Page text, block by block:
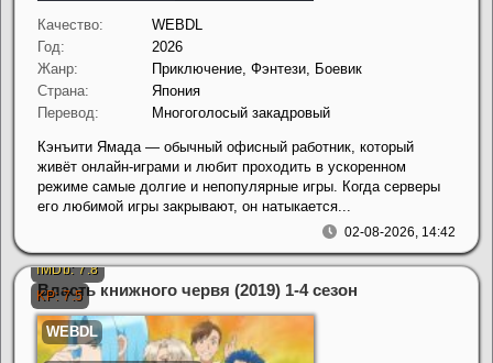
Качество:
WEBDL
Год:
2026
Жанр:
Приключение, Фэнтези, Боевик
Страна:
Япония
Перевод:
Многоголосый закадровый
02-08-2026, 14:42
Кэнъити Ямада — обычный офисный работник, который
живёт онлайн-играми и любит проходить в ускоренном
режиме самые долгие и непопулярные игры. Когда серверы
его любимой игры закрывают, он натыкается...
Власть книжного червя (2019) 1-4 сезон